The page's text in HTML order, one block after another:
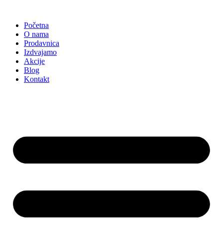
sadržajPočetna
O nama
Prodavnica
Izdvajamo
Akcije
Blog
Kontakt